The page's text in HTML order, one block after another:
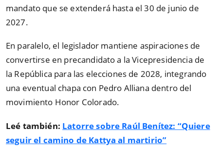
mandato que se extenderá hasta el 30 de junio de
2027.
En paralelo, el legislador mantiene aspiraciones de
convertirse en precandidato a la Vicepresidencia de
la República para las elecciones de 2028, integrando
una eventual chapa con Pedro Alliana dentro del
movimiento Honor Colorado.
Leé también: Latorre sobre Raúl Benítez: “Quiere
seguir el camino de Kattya al martirio”